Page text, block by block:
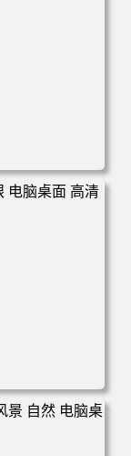
桌面 高清壁纸
面 高清壁纸